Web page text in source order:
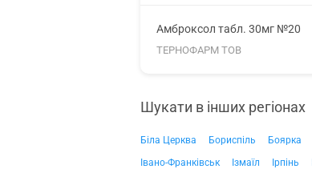
Амброксол табл. 30мг №20
ТЕРНОФАРМ ТОВ
Шукати в інших регіонах
Біла Церква Бориспіль Боярка
Івано-Франківськ
Ізмаїл Ірпінь